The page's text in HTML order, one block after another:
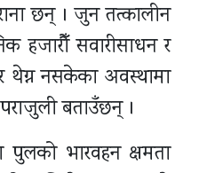
छन् । जुन तत्कालीन
हजारौँ सवारीसाधन र
थेग्न नसकेका अवस्थामा
बताउँछन् ।
पुलको भारवहन क्षमता